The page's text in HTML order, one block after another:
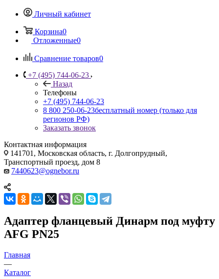
Личный кабинет
Корзина0
Отложенные0
Сравнение товаров0
+7 (495) 744-06-23
Назад
Телефоны
+7 (495) 744-06-23
8 800 250-06-23бесплатный номер (только для
регионов РФ)
Заказать звонок
Контактная информация
141701, Московская область, г. Долгопрудный,
Транспортный проезд, дом 8
7440623@ognebor.ru
Адаптер фланцевый Динарм под муфту
AFG PN25
Главная
—
Каталог